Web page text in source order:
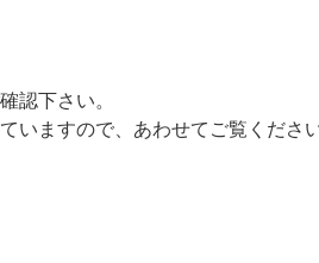
認下さい。
いますので、あわせてご覧ください